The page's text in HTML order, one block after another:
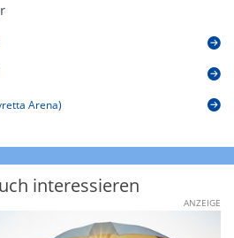
Arena)
interessieren
ANZEIGE